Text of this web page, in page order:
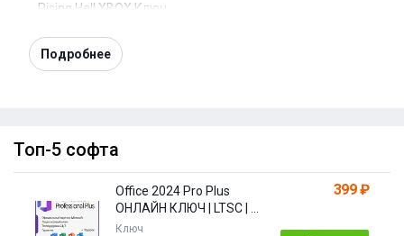
Rising Hell XBOX Ключ
Подробнее
Топ-5 софта
Office 2024 Pro Plus
ОНЛАЙН КЛЮЧ | LTSC | +
ПОДАРОК
Ключ
399 ₽